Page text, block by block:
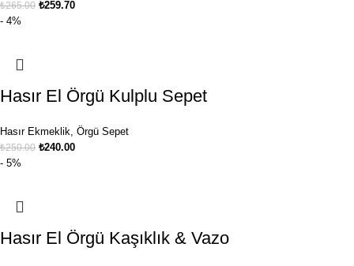
₺265.00 ₺259.70
- 4%
Hasır El Örgü Kulplu Sepet
Hasır Ekmeklik Örgü Sepet
₺250.00 ₺240.00
- 5%
Hasır El Örgü Kaşıklık & Vazo